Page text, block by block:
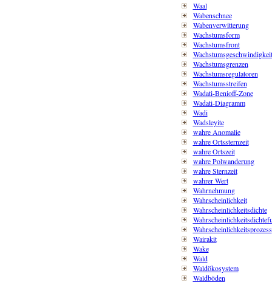
Waal
Wabenschnee
Wabenverwitterung
Wachstumsform
Wachstumsfront
Wachstumsgeschwindigkeit
Wachstumsgrenzen
Wachstumsregulatoren
Wachstumsstreifen
Wadati-Benioff-Zone
Wadati-Diagramm
Wadi
Wadsleyite
wahre Anomalie
wahre Ortssternzeit
wahre Ortszeit
wahre Polwanderung
wahre Sternzeit
wahrer Wert
Wahrnehmung
Wahrscheinlichkeit
Wahrscheinlichkeitsdichte
Wahrscheinlichkeitsprozess
Wairakit
Wake
Wald
Waldökosystem
Waldböden